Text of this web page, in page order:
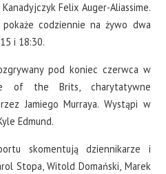
Felix Auger-Aliassime.
codziennie na żywo dwa
i 18:30.
pod koniec czerwca w
of the Brits, charytatywne
Jamiego Murraya. Wystąpi w
Edmund.
skomentują dziennikarze i
Stopa, Witold Domański, Marek